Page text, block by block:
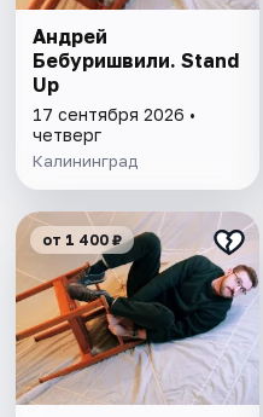
Андрей
Бебуришвили. Stand
Up
17 сентября 2026 •
четверг
Калининград
от 1 400 ₽